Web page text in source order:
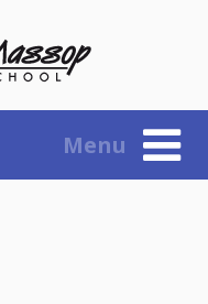
Menu